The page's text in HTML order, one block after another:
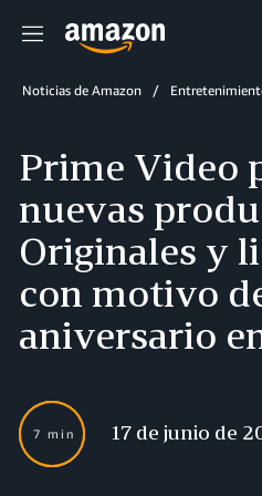
Menú
Noticias de Amazon
Prime Video
nuevas
Originales y
con motivo
aniversario
7 min 17 de junio de